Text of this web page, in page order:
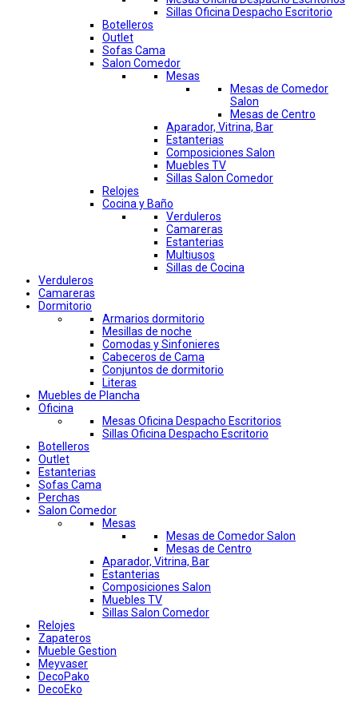
Sillas Oficina Despacho Escritorio
Botelleros
Outlet
Sofas Cama
Salon Comedor
Mesas
Mesas de Comedor
Salon
Mesas de Centro
Aparador, Vitrina, Bar
Estanterias
Composiciones Salon
Muebles TV
Sillas Salon Comedor
Relojes
Cocina y Baño
Verduleros
Camareras
Estanterias
Multiusos
Sillas de Cocina
Verduleros
Camareras
Dormitorio
Armarios dormitorio
Mesillas de noche
Comodas y Sinfonieres
Cabeceros de Cama
Conjuntos de dormitorio
Literas
Muebles de Plancha
Oficina
Mesas Oficina Despacho Escritorios
Sillas Oficina Despacho Escritorio
Botelleros
Outlet
Estanterias
Sofas Cama
Perchas
Salon Comedor
Mesas
Mesas de Comedor Salon
Mesas de Centro
Aparador, Vitrina, Bar
Estanterias
Composiciones Salon
Muebles TV
Sillas Salon Comedor
Relojes
Zapateros
Mueble Gestion
Meyvaser
DecoPako
DecoEko